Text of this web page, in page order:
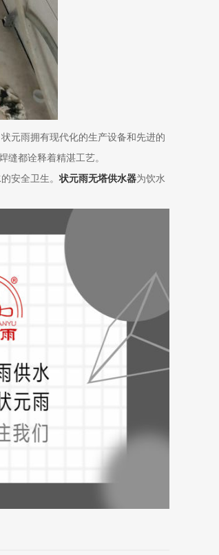
元雨拥有现代化的生产设备和先进的
都诠释着精湛工艺。
安全卫生。状元雨无塔供水器为饮水